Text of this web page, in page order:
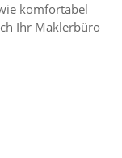
komfortabel
Ihr Maklerbüro